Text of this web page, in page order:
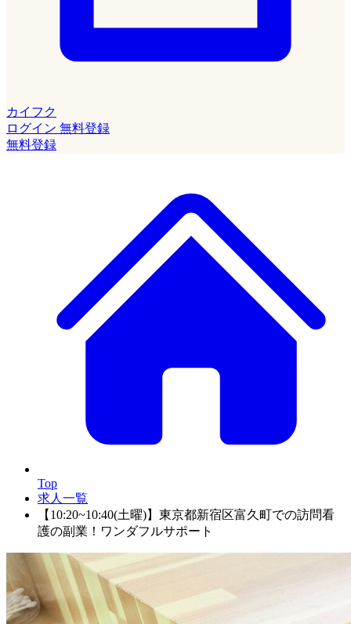
カイフク
ログイン 無料登録
無料登録
Top
求人一覧
【10:20~10:40(土曜)】東京都新宿区富久町での訪問看
護の副業！ワンダフルサポート